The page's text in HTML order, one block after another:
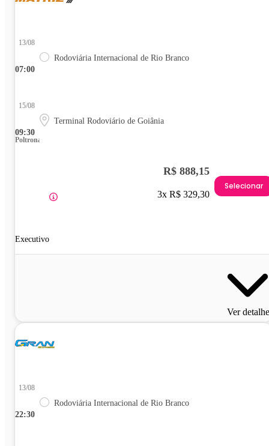
07:00
13/08
Rodoviária Internacional de Rio Branco
09:30
15/08
Terminal Rodoviário de Goiânia
Poltrona
Executivo
R$ 888,15
3x R$ 329,30
Selecionar
Ver
22:30
13/08
Rodoviária Internacional de Rio Branco